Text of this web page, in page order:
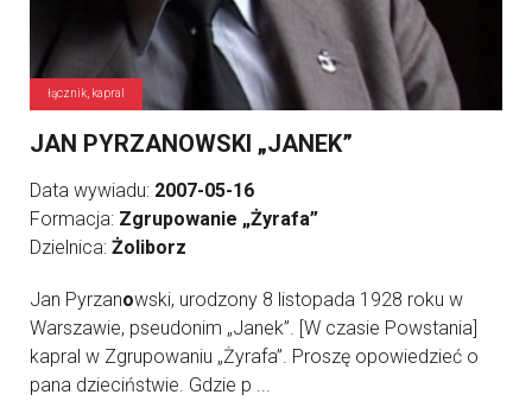
łącznik, kapral
JAN PYRZANOWSKI „JANEK”
Data wywiadu: 2007-05-16
Formacja: Zgrupowanie „Żyrafa”
Dzielnica: Żoliborz
Jan Pyrzanowski, urodzony 8 listopada 1928 roku w
Warszawie, pseudonim „Janek”. [W czasie Powstania]
kapral w Zgrupowaniu „Żyrafa”. Proszę opowiedzieć o
pana dzieciństwie. Gdzie p ...